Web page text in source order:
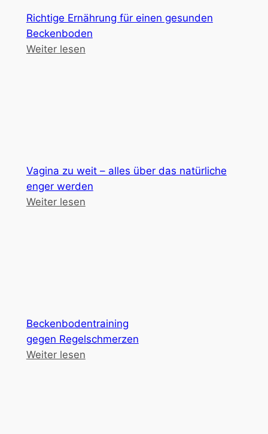
Richtige Ernährung für einen gesunden
Beckenboden
Weiter lesen
Vagina zu weit – alles über das natürliche
enger werden
Weiter lesen
Beckenbodentraining
gegen Regelschmerzen
Weiter lesen